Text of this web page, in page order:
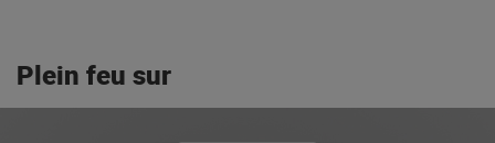
Plein feu sur